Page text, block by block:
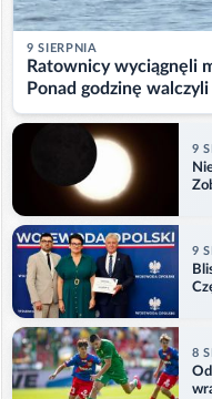
9 SIERPNIA
Ratownicy wyciągnęli
Ponad godzinę
9
9
8